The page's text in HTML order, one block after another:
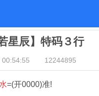
星辰】特码３行
00:54:55 12244895
=(开0000)准!